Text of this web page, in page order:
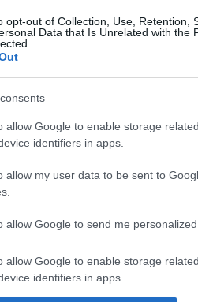
opt-out of Collection, Use, Retention,
Data that Is Unrelated with the
allow Google to enable storage
identifiers in apps.
allow my user data to be sent to
allow Google to send me personalized
allow Google to enable storage
identifiers in apps.
magyaroknak, hogy van